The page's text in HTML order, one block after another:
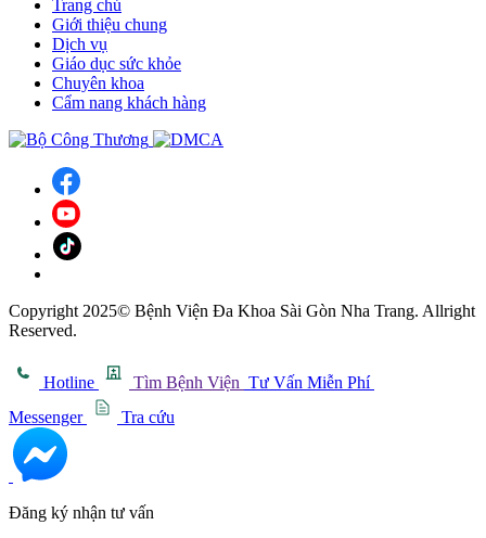
Trang chủ
Giới thiệu chung
Dịch vụ
Giáo dục sức khỏe
Chuyên khoa
Cẩm nang khách hàng
Copyright 2025© Bệnh Viện Đa Khoa Sài Gòn Nha Trang. Allright
Reserved.
Hotline Tìm Bệnh Viện Tư Vấn Miễn Phí
Messenger
Tra cứu
Đăng ký nhận tư vấn